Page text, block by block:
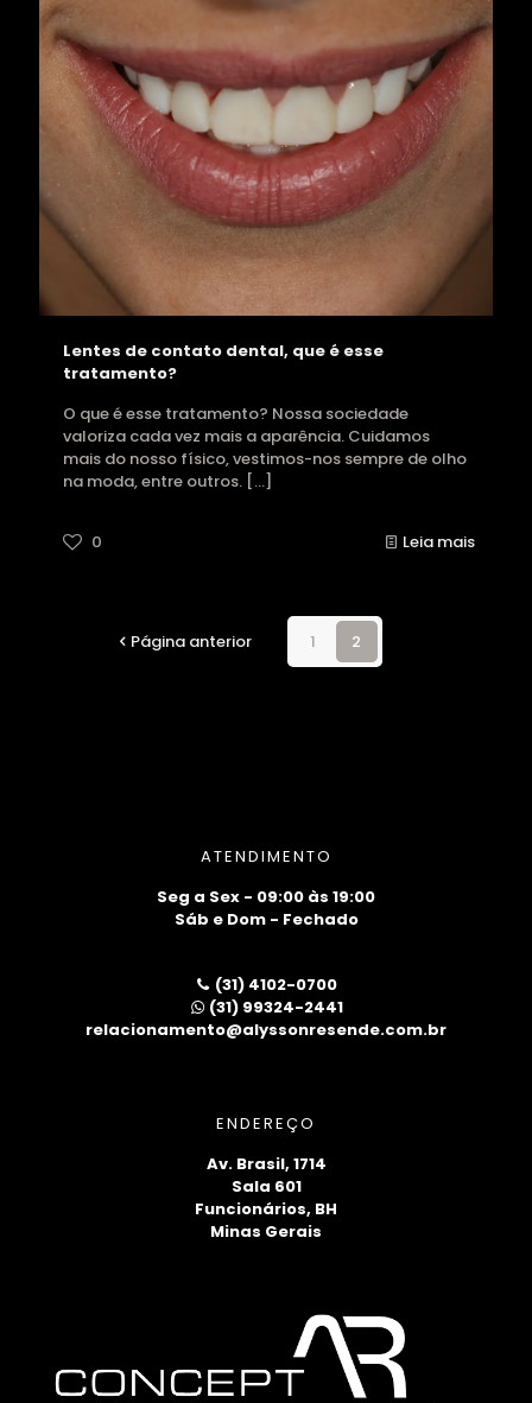
Lentes de contato dental, que é esse
tratamento?
O que é esse tratamento? Nossa sociedade
valoriza cada vez mais a aparência. Cuidamos
mais do nosso físico, vestimos-nos sempre de olho
na moda, entre outros. […]
0 Leia mais
Página anterior 1 2
ATENDIMENTO
Seg a Sex - 09:00 às 19:00
Sáb e Dom - Fechado
(31) 4102-0700
(31) 99324-2441
relacionamento@alyssonresende.com.br
ENDEREÇO
Av. Brasil, 1714
Sala 601
Funcionários, BH
Minas Gerais